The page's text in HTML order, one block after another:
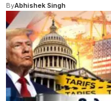
ByAbhishek Singh